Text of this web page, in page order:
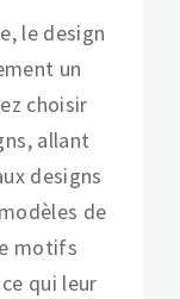
le design
un
choisir
allant
designs
de
motifs
qui leur